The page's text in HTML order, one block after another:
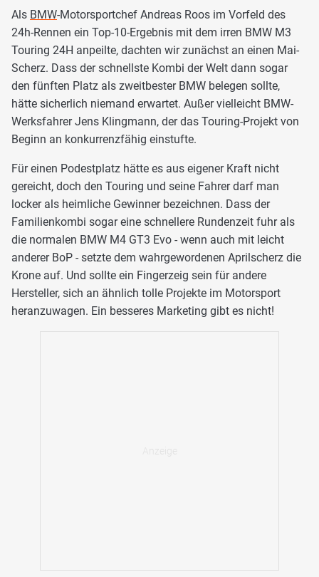
Als BMW-Motorsportchef Andreas Roos im Vorfeld des
24h-Rennen ein Top-10-Ergebnis mit dem irren BMW M3
Touring 24H anpeilte, dachten wir zunächst an einen Mai-
Scherz. Dass der schnellste Kombi der Welt dann sogar
den fünften Platz als zweitbester BMW belegen sollte,
hätte sicherlich niemand erwartet. Außer vielleicht BMW-
Werksfahrer Jens Klingmann, der das Touring-Projekt von
Beginn an konkurrenzfähig einstufte.
Für einen Podestplatz hätte es aus eigener Kraft nicht
gereicht, doch den Touring und seine Fahrer darf man
locker als heimliche Gewinner bezeichnen. Dass der
Familienkombi sogar eine schnellere Rundenzeit fuhr als
die normalen BMW M4 GT3 Evo - wenn auch mit leicht
anderer BoP - setzte dem wahrgewordenen Aprilscherz die
Krone auf. Und sollte ein Fingerzeig sein für andere
Hersteller, sich an ähnlich tolle Projekte im Motorsport
heranzuwagen. Ein besseres Marketing gibt es nicht!